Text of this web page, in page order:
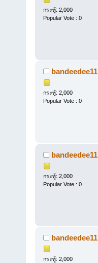
กระทู้: 2,000
Popular Vote : 0
bandeedee11
กระทู้: 2,000
Popular Vote : 0
bandeedee11
กระทู้: 2,000
Popular Vote : 0
bandeedee11
กระทู้: 2,000